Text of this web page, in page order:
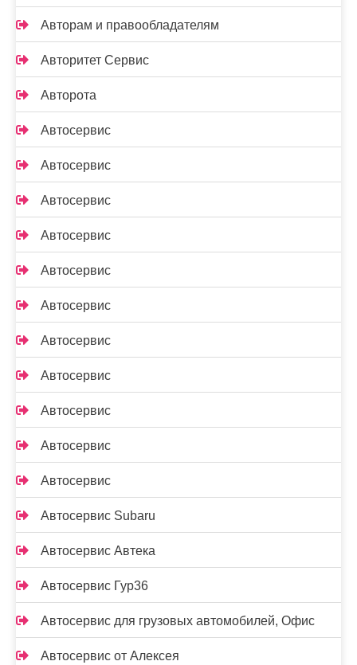
Авторам и правообладателям
Авторитет Сервис
Авторота
Автосервис
Автосервис
Автосервис
Автосервис
Автосервис
Автосервис
Автосервис
Автосервис
Автосервис
Автосервис
Автосервис
Автосервис Subaru
Автосервис Автека
Автосервис Гур36
Автосервис для грузовых автомобилей, Офис
Автосервис от Алексея